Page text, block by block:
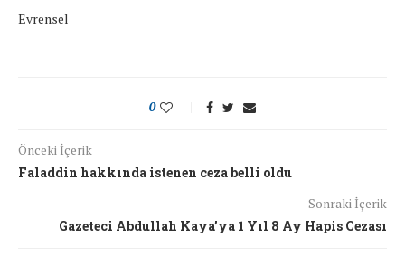
Evrensel
0
Önceki İçerik
Faladdin hakkında istenen ceza belli oldu
Sonraki İçerik
Gazeteci Abdullah Kaya’ya 1 Yıl 8 Ay Hapis Cezası